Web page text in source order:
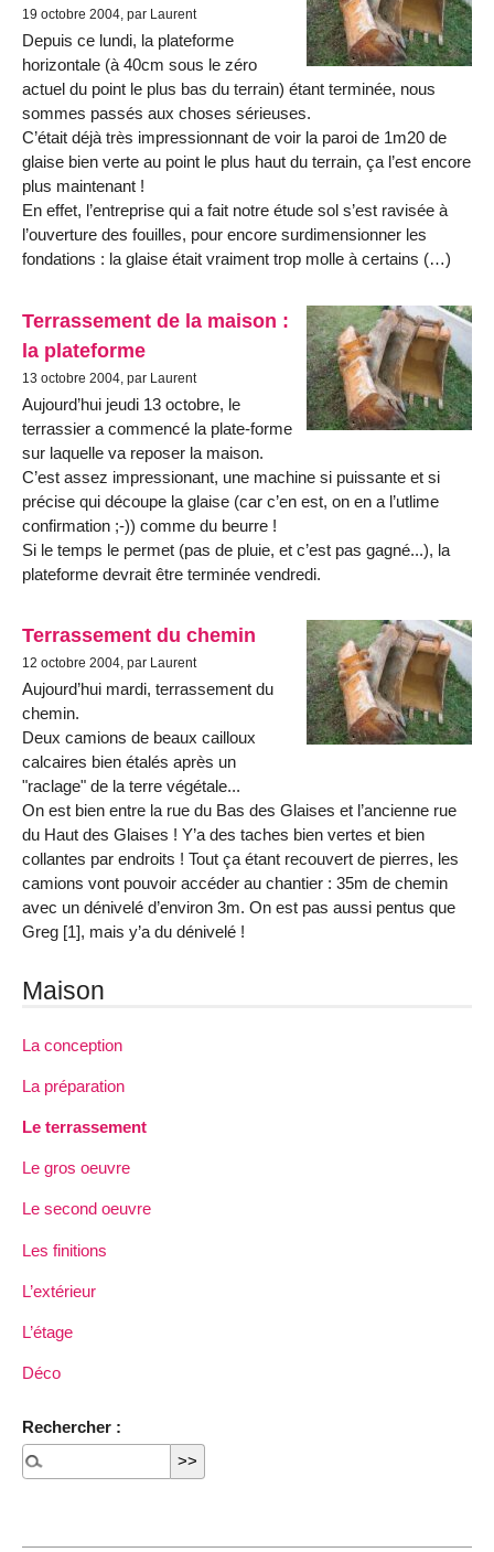
19 octobre 2004, par Laurent
Depuis ce lundi, la plateforme
horizontale (à 40cm sous le zéro
actuel du point le plus bas du terrain) étant terminée, nous
sommes passés aux choses sérieuses.
C’était déjà très impressionnant de voir la paroi de 1m20 de
glaise bien verte au point le plus haut du terrain, ça l’est encore
plus maintenant !
En effet, l’entreprise qui a fait notre étude sol s’est ravisée à
l’ouverture des fouilles, pour encore surdimensionner les
fondations : la glaise était vraiment trop molle à certains (…)
Terrassement de la maison :
la plateforme
13 octobre 2004, par Laurent
Aujourd’hui jeudi 13 octobre, le
terrassier a commencé la plate-forme
sur laquelle va reposer la maison.
C’est assez impressionant, une machine si puissante et si
précise qui découpe la glaise (car c’en est, on en a l’utlime
confirmation ;-)) comme du beurre !
Si le temps le permet (pas de pluie, et c’est pas gagné...), la
plateforme devrait être terminée vendredi.
Terrassement du chemin
12 octobre 2004, par Laurent
Aujourd’hui mardi, terrassement du
chemin.
Deux camions de beaux cailloux
calcaires bien étalés après un
"raclage" de la terre végétale...
On est bien entre la rue du Bas des Glaises et l’ancienne rue
du Haut des Glaises ! Y’a des taches bien vertes et bien
collantes par endroits ! Tout ça étant recouvert de pierres, les
camions vont pouvoir accéder au chantier : 35m de chemin
avec un dénivelé d’environ 3m. On est pas aussi pentus que
Greg [1], mais y’a du dénivelé !
Maison
La conception
La préparation
Le terrassement
Le gros oeuvre
Le second oeuvre
Les finitions
L’extérieur
L’étage
Déco
Rechercher :